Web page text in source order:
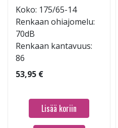
Koko: 175/65-14
Renkaan ohiajomelu:
70dB
Renkaan kantavuus:
86
53,95 €
Lisää koriin